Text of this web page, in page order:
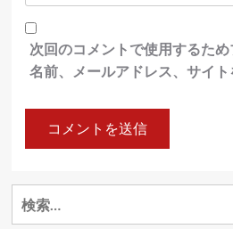
次回のコメントで使用するた
名前、メールアドレス、サイト
検
索: